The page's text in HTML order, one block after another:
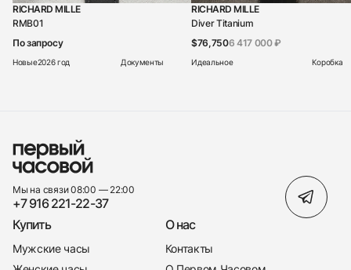
RICHARD MILLE
RMB01
По запросу
Новые2026 год Документы
RICHARD MILLE
Diver Titanium
$76,7506 417 000 ₽
Идеальное Коробка
Мы на связи 08:00 — 22:00
+7 916 221-22-37
Купить
Мужские часы
О нас
Контакты